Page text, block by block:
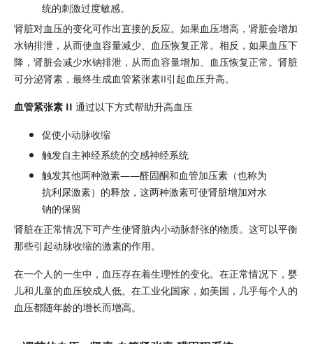
统的刺激过度敏感。
肾脏对血压的变化可作出直接的反应。如果血压增高，肾脏会增加
水钠排泄，从而使血容量减少、血压恢复正常。相反，如果血压下
降，肾脏会减少水钠排泄，从而血容量增加、血压恢复正常。肾脏
可分泌肾素，最终生成血管紧张素II引起血压升高。
血管紧张素 II 通过以下方式帮助升高血压
促使小动脉收缩
触发自主神经系统的交感神经系统
触发其他两种激素——醛固酮和血管加压素 （也称为
抗利尿激素）的释放，这两种激素可使肾脏增加对水
钠的保留
肾脏在正常情况下可产生使肾脏内小动脉舒张的物质。这可以平衡
那些引起动脉收缩的激素的作用。
在一个人的一生中，血压存在着生理性的变化。在正常情况下，婴
儿和儿童的血压较成人低。在工业化国家，如美国，几乎每个人的
血压都随年龄的增长而增高。